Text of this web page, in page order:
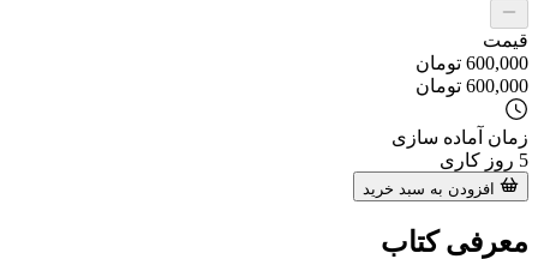
قیمت
600,000 تومان
600,000 تومان
زمان آماده سازی
5 روز کاری
افزودن به سبد خرید
معرفی کتاب